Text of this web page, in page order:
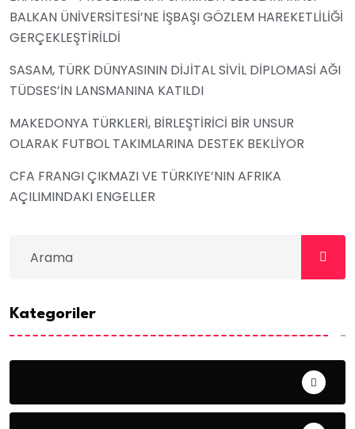
BALKAN ÜNİVERSİTESİ’NE İŞBAŞI GÖZLEM HAREKETLİLİĞİ
GERÇEKLEŞTİRİLDİ
SASAM, TÜRK DÜNYASININ DİJİTAL SİVİL DİPLOMASİ AĞI
TÜDSES’İN LANSMANINA KATILDI
MAKEDONYA TÜRKLERİ, BİRLEŞTİRİCİ BİR UNSUR
OLARAK FUTBOL TAKIMLARINA DESTEK BEKLİYOR
CFA FRANGI ÇIKMAZI VE TÜRKIYE’NIN AFRIKA
AÇILIMINDAKI ENGELLER
Kategoriler